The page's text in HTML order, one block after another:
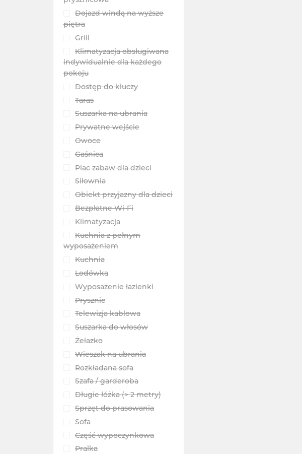
Dojazd windą na wyższe
piętra
Grill
Klimatyzacja obsługiwana
indywidualnie dla każdego
pokoju
Dostęp do kluczy
Taras
Suszarka na ubrania
Prywatne wejście
Owoce
Gaśnica
Plac zabaw dla dzieci
Siłownia
Obiekt przyjazny dla dzieci
Bezpłatne Wi-Fi
Klimatyzacja
Kuchnia z pełnym
wyposażeniem
Kuchnia
Lodówka
Wyposażenie łazienki
Prysznic
Telewizja kablowa
Suszarka do włosów
Żelazko
Wieszak na ubrania
Rozkładana sofa
Szafa / garderoba
Długie łóżka (> 2 metry)
Sprzęt do prasowania
Sofa
Część wypoczynkowa
Pralka